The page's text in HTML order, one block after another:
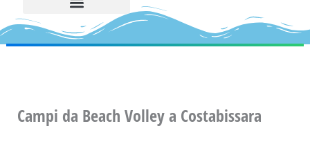
Campi da Beach Volley a Costabissara